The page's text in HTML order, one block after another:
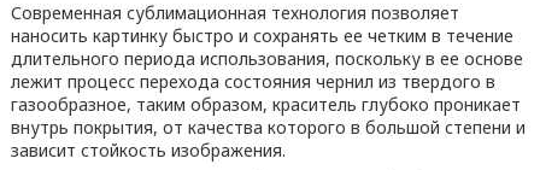
Современная сублимационная технология позволяет
наносить картинку быстро и сохранять ее четким в течение
длительного периода использования, поскольку в ее основе
лежит процесс перехода состояния чернил из твердого в
газообразное, таким образом, краситель глубоко проникает
внутрь покрытия, от качества которого в большой степени и
зависит стойкость изображения.